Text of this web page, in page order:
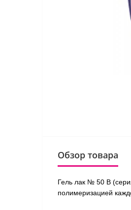
Обзор товара
Гель лак № 50 B
полимеризацией